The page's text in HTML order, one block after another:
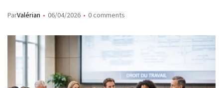
ParValérian 06/04/2026 0 comments